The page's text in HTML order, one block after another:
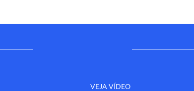
VEJA VÍDEO